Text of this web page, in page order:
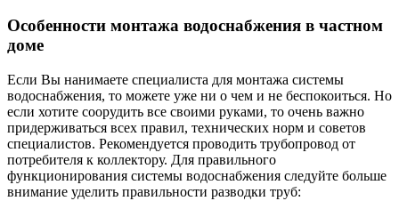
Особенности монтажа водоснабжения в частном
доме
Если Вы нанимаете специалиста для монтажа системы
водоснабжения, то можете уже ни о чем и не беспокоиться. Но
если хотите соорудить все своими руками, то очень важно
придерживаться всех правил, технических норм и советов
специалистов. Рекомендуется проводить трубопровод от
потребителя к коллектору. Для правильного
функционирования системы водоснабжения следуйте больше
внимание уделить правильности разводки труб: